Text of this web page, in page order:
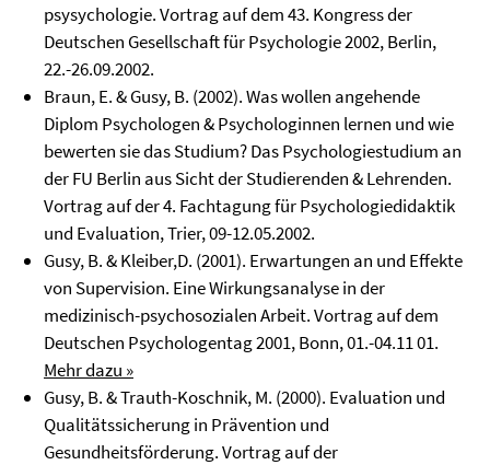
psysychologie. Vortrag auf dem 43. Kongress der
Deutschen Gesellschaft für Psychologie 2002, Berlin,
22.-26.09.2002.
Braun, E. & Gusy, B. (2002). Was wollen angehende
Diplom Psychologen & Psychologinnen lernen und wie
bewerten sie das Studium? Das Psychologiestudium an
der FU Berlin aus Sicht der Studierenden & Lehrenden.
Vortrag auf der 4. Fachtagung für Psychologiedidaktik
und Evaluation, Trier, 09-12.05.2002.
Gusy, B. & Kleiber,D. (2001). Erwartungen an und Effekte
von Supervision. Eine Wirkungsanalyse in der
medizinisch-psychosozialen Arbeit. Vortrag auf dem
Deutschen Psychologentag 2001, Bonn, 01.-04.11 01.
Mehr dazu »
Gusy, B. & Trauth-Koschnik, M. (2000). Evaluation und
Qualitätssicherung in Prävention und
Gesundheitsförderung. Vortrag auf der